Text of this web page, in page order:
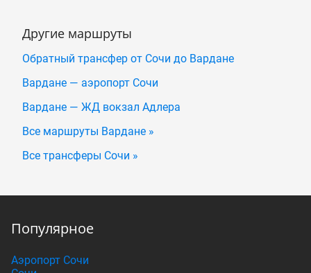
Другие маршруты
Обратный трансфер от Сочи до Вардане
Вардане — аэропорт Сочи
Вардане — ЖД вокзал Адлера
Все маршруты Вардане »
Все трансферы Сочи »
Популярное
Аэропорт Сочи